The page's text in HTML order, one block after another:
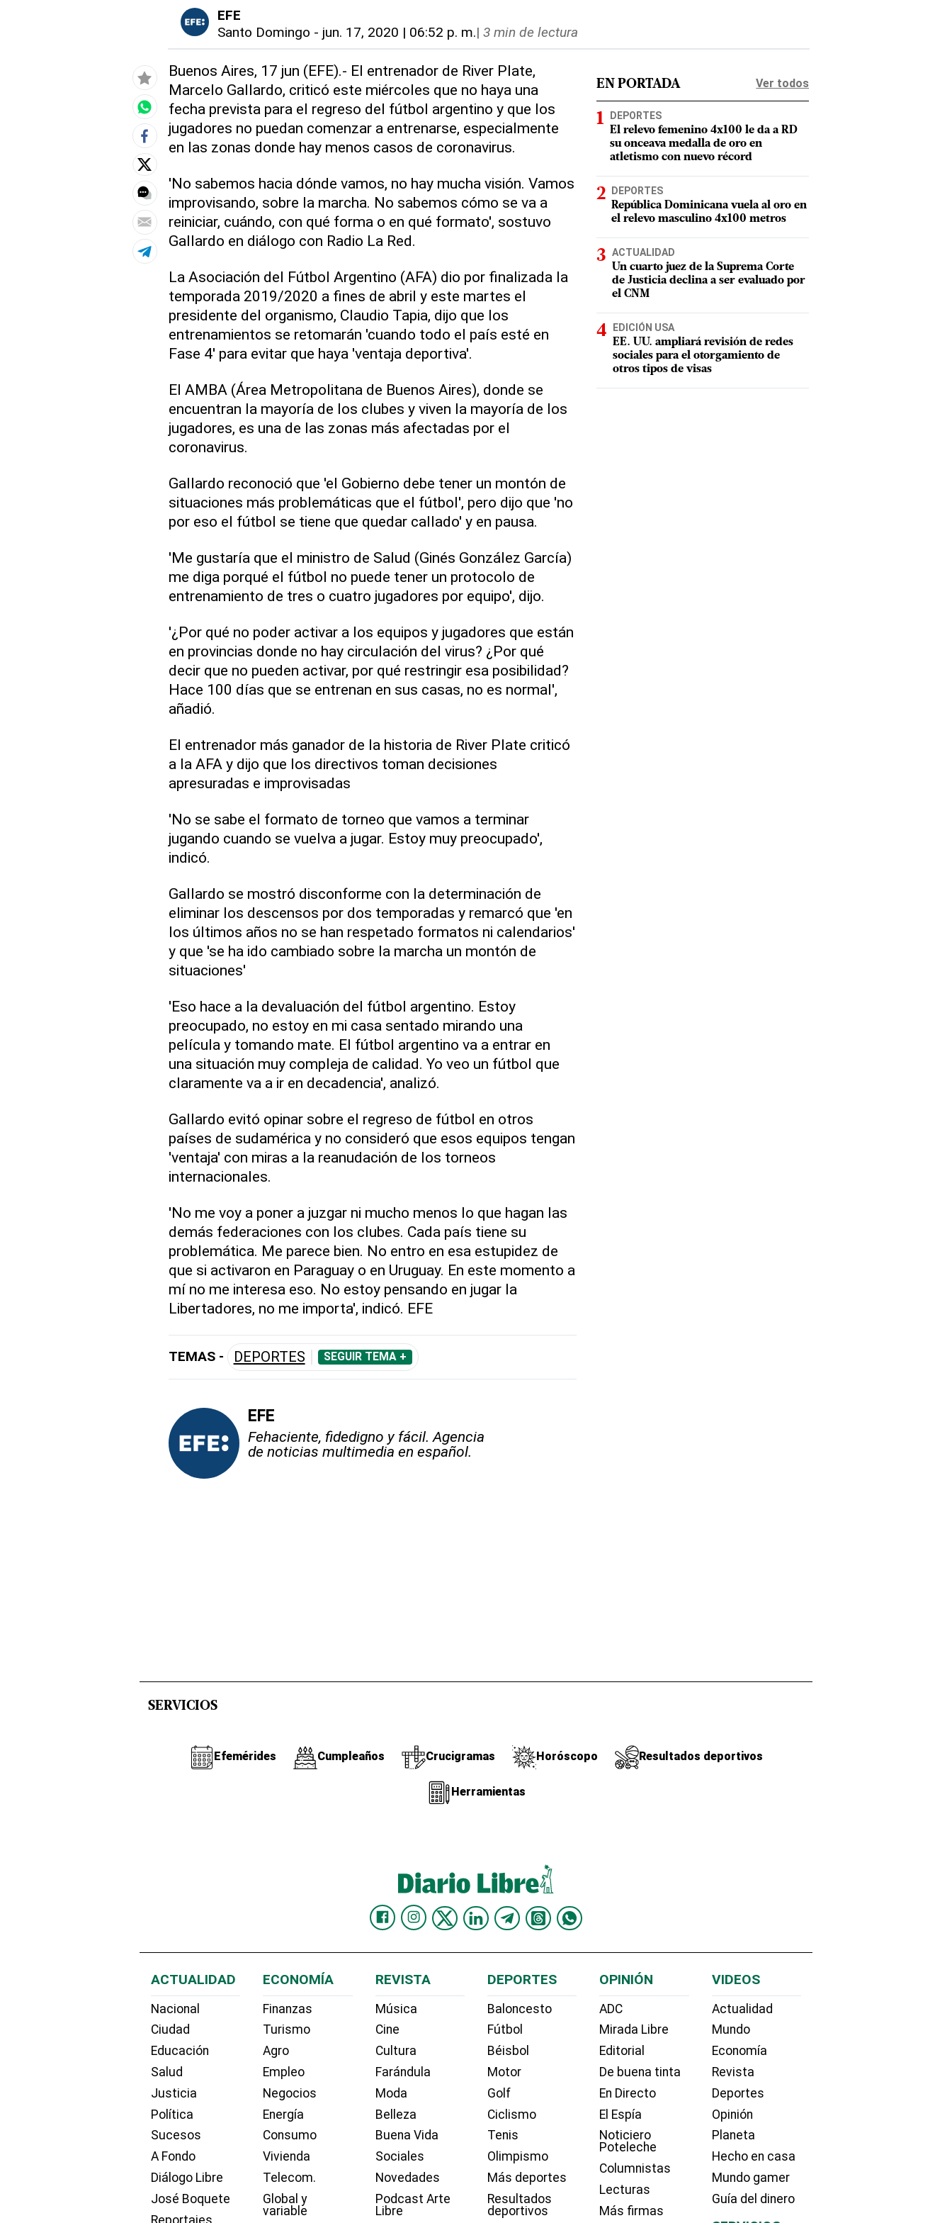
EFE
Santo Domingo - jun. 17, 2020 | 06:52 p. m.| 3 min de lectura
Buenos Aires, 17 jun (EFE).- El entrenador de River Plate,
Marcelo Gallardo, criticó este miércoles que no haya una
fecha prevista para el regreso del fútbol argentino y que los
jugadores no puedan comenzar a entrenarse, especialmente
en las zonas donde hay menos casos de coronavirus.
'No sabemos hacia dónde vamos, no hay mucha visión. Vamos
improvisando, sobre la marcha. No sabemos cómo se va a
reiniciar, cuándo, con qué forma o en qué formato', sostuvo
Gallardo en diálogo con Radio La Red.
La Asociación del Fútbol Argentino (AFA) dio por finalizada la
temporada 2019/2020 a fines de abril y este martes el
presidente del organismo, Claudio Tapia, dijo que los
entrenamientos se retomarán 'cuando todo el país esté en
Fase 4' para evitar que haya 'ventaja deportiva'.
El AMBA (Área Metropolitana de Buenos Aires), donde se
encuentran la mayoría de los clubes y viven la mayoría de los
jugadores, es una de las zonas más afectadas por el
coronavirus.
Gallardo reconoció que 'el Gobierno debe tener un montón de
situaciones más problemáticas que el fútbol', pero dijo que 'no
por eso el fútbol se tiene que quedar callado' y en pausa.
'Me gustaría que el ministro de Salud (Ginés González García)
me diga porqué el fútbol no puede tener un protocolo de
entrenamiento de tres o cuatro jugadores por equipo', dijo.
'¿Por qué no poder activar a los equipos y jugadores que están
en provincias donde no hay circulación del virus? ¿Por qué
decir que no pueden activar, por qué restringir esa posibilidad?
Hace 100 días que se entrenan en sus casas, no es normal',
añadió.
El entrenador más ganador de la historia de River Plate criticó
a la AFA y dijo que los directivos toman decisiones
apresuradas e improvisadas
'No se sabe el formato de torneo que vamos a terminar
jugando cuando se vuelva a jugar. Estoy muy preocupado',
indicó.
Gallardo se mostró disconforme con la determinación de
eliminar los descensos por dos temporadas y remarcó que 'en
los últimos años no se han respetado formatos ni calendarios'
y que 'se ha ido cambiado sobre la marcha un montón de
situaciones'
'Eso hace a la devaluación del fútbol argentino. Estoy
preocupado, no estoy en mi casa sentado mirando una
película y tomando mate. El fútbol argentino va a entrar en
una situación muy compleja de calidad. Yo veo un fútbol que
claramente va a ir en decadencia', analizó.
Gallardo evitó opinar sobre el regreso de fútbol en otros
países de sudamérica y no consideró que esos equipos tengan
'ventaja' con miras a la reanudación de los torneos
internacionales.
'No me voy a poner a juzgar ni mucho menos lo que hagan las
demás federaciones con los clubes. Cada país tiene su
problemática. Me parece bien. No entro en esa estupidez de
que si activaron en Paraguay o en Uruguay. En este momento a
mí no me interesa eso. No estoy pensando en jugar la
Libertadores, no me importa', indicó. EFE
TEMAS - DEPORTES SEGUIR TEMA +
EFE
Fehaciente, fidedigno y fácil. Agencia
de noticias multimedia en español.
EN PORTADA Ver todos
DEPORTES
El relevo femenino 4x100 le da a RD
su onceava medalla de oro en
atletismo con nuevo récord
DEPORTES
República Dominicana vuela al oro en
el relevo masculino 4x100 metros
ACTUALIDAD
Un cuarto juez de la Suprema Corte
de Justicia declina a ser evaluado por
el CNM
EDICIÓN USA
EE. UU. ampliará revisión de redes
sociales para el otorgamiento de
otros tipos de visas
SERVICIOS
Efemérides Cumpleaños Crucigramas Horóscopo Resultados deportivos
Herramientas
ACTUALIDAD
Nacional
Ciudad
Educación
Salud
Justicia
Política
Sucesos
A Fondo
Diálogo Libre
José Boquete
Reportajes
ECONOMÍA
Finanzas
Turismo
Agro
Empleo
Negocios
Energía
Consumo
Vivienda
Telecom.
Global y
variable
REVISTA
Música
Cine
Cultura
Farándula
Moda
Belleza
Buena Vida
Sociales
Novedades
Podcast Arte
Libre
DEPORTES
Baloncesto
Fútbol
Béisbol
Motor
Golf
Ciclismo
Tenis
Olimpismo
Más deportes
Resultados
deportivos
OPINIÓN
ADC
Mirada Libre
Editorial
De buena tinta
En Directo
El Espía
Noticiero
Poteleche
Columnistas
Lecturas
Más firmas
VIDEOS
Actualidad
Mundo
Economía
Revista
Deportes
Opinión
Planeta
Hecho en casa
Mundo gamer
Guía del dinero